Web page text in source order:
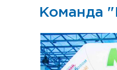
Команда